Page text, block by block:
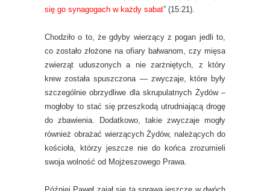
się go synagogach w każdy sabat” (15:21).
Chodziło o to, że gdyby wierzący z pogan jedli to,
co zostało złożone na ofiary bałwanom, czy mięsa
zwierząt uduszonych a nie zarżniętych, z który
krew została spuszczona — zwyczaje, które były
szczególnie obrzydliwe dla skrupulatnych Żydów –
mogłoby to stać się przeszkodą utrudniającą drogę
do zbawienia. Dodatkowo, takie zwyczaje mogły
również obrażać wierzących Żydów, należących do
kościoła, którzy jeszcze nie do końca zrozumieli
swoja wolność od Mojżeszowego Prawa.